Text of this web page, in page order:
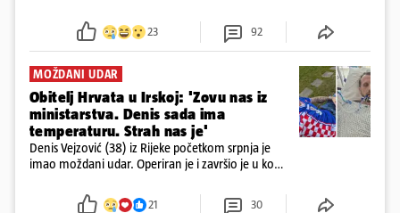
23 92
MOŽDANI UDAR
Obitelj Hrvata u Irskoj: 'Zovu nas iz
ministarstva. Denis sada ima
temperaturu. Strah nas je'
Denis Vejzović (38) iz Rijeke početkom srpnja je
imao moždani udar. Operiran je i završio je u komi.
tamošnji liječnici ne vjeruju u oporavak: 'Imamo
21 30